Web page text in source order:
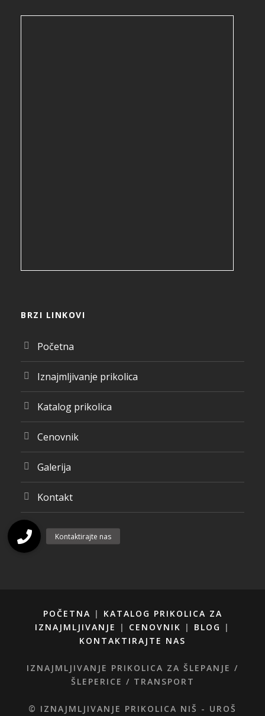
BRZI LINKOVI
Početna
Iznajmljivanje prikolica
Katalog prikolica
Cenovnik
Galerija
Kontakt
POČETNA | KATALOG PRIKOLICA ZA
IZNAJMLJIVANJE
| CENOVNIK | BLOG
|
KONTAKTIRAJTE NAS
IZNAJMLJIVANJE PRIKOLICA ZA ŠLEPANJE /
ŠLEPERICE / TRANSPORT
© IZNAJMLJIVANJE PRIKOLICA NIŠ - UROŠ